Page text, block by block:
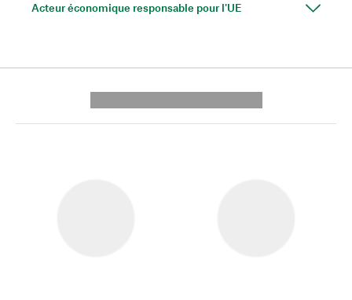
Acteur économique responsable pour l'UE